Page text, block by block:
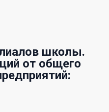
школы.
от общего